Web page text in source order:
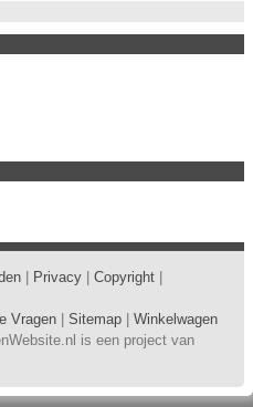
Privacy Copyright
Vragen Sitemap
Winkelwagen
is een project van